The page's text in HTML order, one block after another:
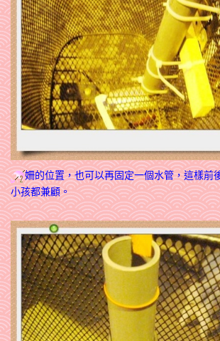
姍的位置，也可以再固定一個水管，這樣前
小孩都兼顧。